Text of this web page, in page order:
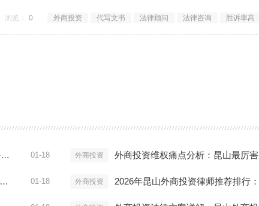
浏览： 0 外商投资 代写文书 法律顾问 法律咨询 胜诉率高
昆山外商投资律师排名揭秘：2026年外资企业首选法律顾问推荐 01-18 外商投资
昆山最好的外商投资律师是谁？外资并购与合规实战案例详解 01-18 外商投资